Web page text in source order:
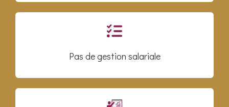
Pas de gestion salariale